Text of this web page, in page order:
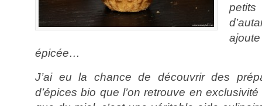
épicée…
J’ai eu la chance de découvrir des
d’épices bio que l’on retrouve en